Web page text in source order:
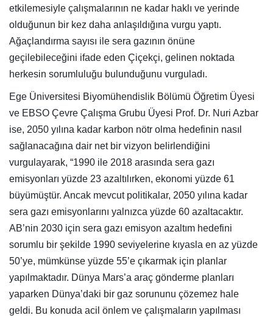
etkilemesiyle çalışmalarının ne kadar haklı ve yerinde
olduğunun bir kez daha anlaşıldığına vurgu yaptı.
Ağaçlandırma sayısı ile sera gazının önüne
geçilebileceğini ifade eden Çiçekçi, gelinen noktada
herkesin sorumluluğu bulunduğunu vurguladı.
Ege Üniversitesi Biyomühendislik Bölümü Öğretim Üyesi
ve EBSO Çevre Çalışma Grubu Üyesi Prof. Dr. Nuri Azbar
ise, 2050 yılına kadar karbon nötr olma hedefinin nasıl
sağlanacağına dair net bir vizyon belirlendiğini
vurgulayarak, “1990 ile 2018 arasında sera gazı
emisyonları yüzde 23 azaltılırken, ekonomi yüzde 61
büyümüştür. Ancak mevcut politikalar, 2050 yılına kadar
sera gazı emisyonlarını yalnızca yüzde 60 azaltacaktır.
AB’nin 2030 için sera gazı emisyon azaltım hedefini
sorumlu bir şekilde 1990 seviyelerine kıyasla en az yüzde
50’ye, mümkünse yüzde 55’e çıkarmak için planlar
yapılmaktadır. Dünya Mars’a araç gönderme planları
yaparken Dünya’daki bir gaz sorununu çözemez hale
geldi. Bu konuda acil önlem ve çalışmaların yapılması